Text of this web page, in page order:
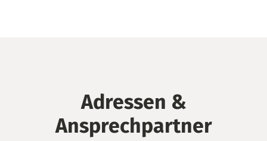
Adressen &
Ansprechpartner